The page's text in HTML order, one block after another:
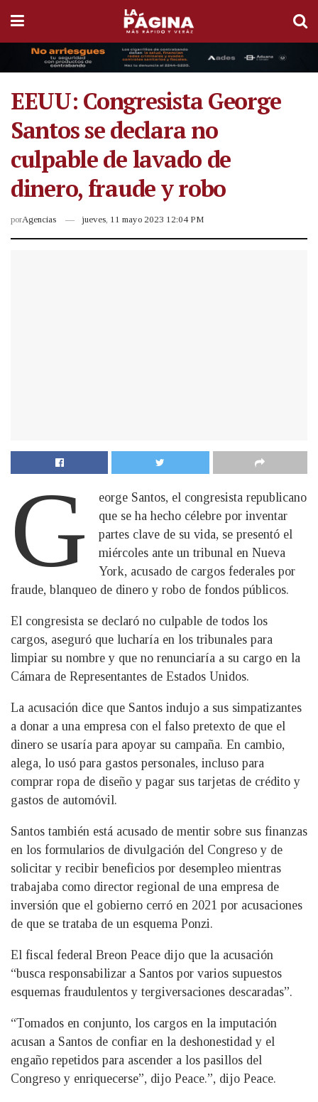
EEUU: Congresista George
Santos se declara no
culpable de lavado de
dinero, fraude y robo
porAgencias jueves, 11 mayo 2023 12:04 PM
G
eorge Santos, el congresista republicano
que se ha hecho célebre por inventar
partes clave de su vida, se presentó el
miércoles ante un tribunal en Nueva
York, acusado de cargos federales por
fraude, blanqueo de dinero y robo de fondos públicos.
El congresista se declaró no culpable de todos los
cargos, aseguró que lucharía en los tribunales para
limpiar su nombre y que no renunciaría a su cargo en la
Cámara de Representantes de Estados Unidos.
La acusación dice que Santos indujo a sus simpatizantes
a donar a una empresa con el falso pretexto de que el
dinero se usaría para apoyar su campaña. En cambio,
alega, lo usó para gastos personales, incluso para
comprar ropa de diseño y pagar sus tarjetas de crédito y
gastos de automóvil.
Santos también está acusado de mentir sobre sus finanzas
en los formularios de divulgación del Congreso y de
solicitar y recibir beneficios por desempleo mientras
trabajaba como director regional de una empresa de
inversión que el gobierno cerró en 2021 por acusaciones
de que se trataba de un esquema Ponzi.
El fiscal federal Breon Peace dijo que la acusación
“busca responsabilizar a Santos por varios supuestos
esquemas fraudulentos y tergiversaciones descaradas”.
“Tomados en conjunto, los cargos en la imputación
acusan a Santos de confiar en la deshonestidad y el
engaño repetidos para ascender a los pasillos del
Congreso y enriquecerse”, dijo Peace.”, dijo Peace.